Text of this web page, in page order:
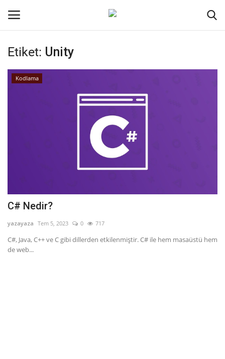
Oturum aç
Genel
Dil
Etiket: Unity
Kodlama
C# Nedir?
yazayaza Tem 5, 2023 0 717
C#, Java, C++ ve C gibi dillerden etkilenmiştir. C# ile hem masaüstü hem
de web...